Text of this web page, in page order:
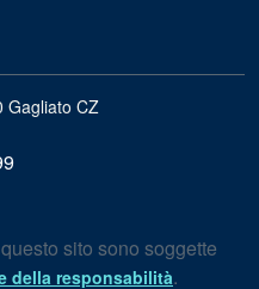
Gagliato CZ
sito sono soggette
della responsabilità.